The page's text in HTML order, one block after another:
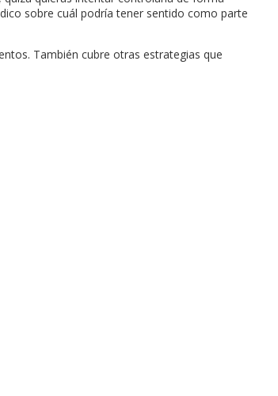
sobre cuál podría tener sentido como parte
También cubre otras estrategias que